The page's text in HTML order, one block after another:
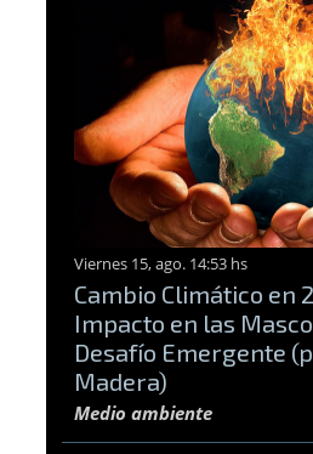
Viernes 15, ago. 14:53 hs
Cambio Climático en
Impacto en las
Desafío Emergente
Madera)
Medio ambiente